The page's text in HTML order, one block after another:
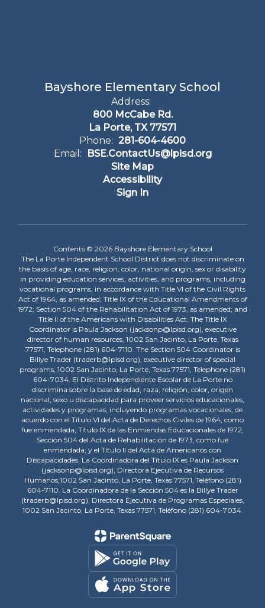
Bayshore Elementary School
Address:
800 McCabe Rd.
La Porte, TX 77571
Phone: 281-604-4600
Email:
BSE.ContactUs@lpisd.org
Site Map
Accessibility
Sign In
Contents © 2026 Bayshore Elementary School
The La Porte Independent School District does not discriminate on
the basis of age, race, religion, color, national origin, sex or disability
in providing education services, activities, and programs, including
vocational programs, in accordance with Title VI of the Civil Rights
Act of 1964, as amended; Title IX of the Educational Amendments of
1972; Section 504 of the Rehabilitation Act of 1973, as amended; and
Title II of the Americans with Disabilities Act. The Title IX
Coordinator is Paula Jackson (jacksonp@lpisd.org), executive
director of human resources, 1002 San Jacinto, La Porte, Texas
77571, Telephone (281) 604-7110. The Section 504 Coordinator is
Billye Trader (traderb@lpisd.org), executive director of special
programs, 1002 San Jacinto, La Porte, Texas 77571, Telephone (281)
604-7034. El Distrito Independiente Escolar de La Porte no
discrimina sobre la base de edad, raza, religión, color, origen
nacional, sexo u discapacidad para proveer servicios educacionales,
actividades y programas, incluyendo programas vocacionales, de
acuerdo con el Título VI del Acta de Derechos Civiles de 1964, como
fue enmendada; Título IX de las Enmiendas Educacionales de 1972;
Sección 504 del Acta de Rehabilitación de 1973, como fue
enmendada; y el Título II del Acta de Americanos con
Discapacidades. La Coordinadora del Título IX es Paula Jackson
(jacksonp@lpisd.org), Directora Ejecutiva de Recursos
Humanos,1002 San Jacinto, La Porte, Texas 77571, Teléfono (281)
604-7110. La Coordinadora de la Sección 504 es la Billye Trader
(traderb@lpisd.org), Directora Ejecutiva de Programas Especiales,
1002 San Jacinto, La Porte, Texas 77571, Teléfono (281) 604-7034.